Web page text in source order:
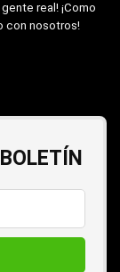
real! ¡Como
con nosotros!